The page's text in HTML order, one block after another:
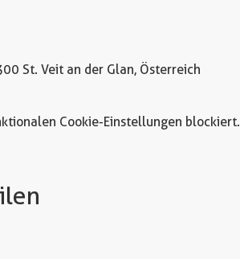
St. Veit an der Glan, Österreich
Cookie-Einstellungen blockiert.